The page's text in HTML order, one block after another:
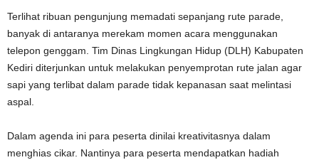
Terlihat ribuan pengunjung memadati sepanjang rute parade,
banyak di antaranya merekam momen acara menggunakan
telepon genggam. Tim Dinas Lingkungan Hidup (DLH) Kabupaten
Kediri diterjunkan untuk melakukan penyemprotan rute jalan agar
sapi yang terlibat dalam parade tidak kepanasan saat melintasi
aspal.
Dalam agenda ini para peserta dinilai kreativitasnya dalam
menghias cikar. Nantinya para peserta mendapatkan hadiah